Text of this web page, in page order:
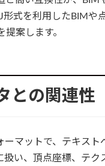
式を利用したBIMや
案します。
との関連性
マットで、テキスト
い、頂点座標、テク